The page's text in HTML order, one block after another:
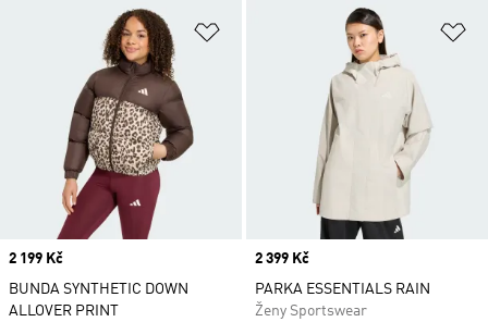
Přidat do seznamu přání
Price
2 199 Kč
BUNDA SYNTHETIC DOWN
ALLOVER PRINT
Price
2 399 Kč
PARKA ESSENTIALS RAIN
Ženy Sportswear